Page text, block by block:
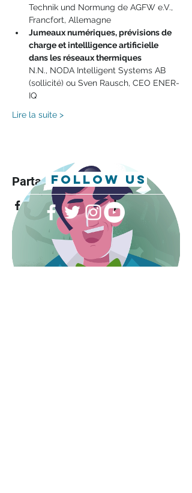
Technik und Normung de AGFW e.V.,
Francfort, Allemagne
Jumeaux numériques, prévisions de
charge et intellligence artificielle
dans les réseaux thermiques
N.N., NODA Intelligent Systems AB
(sollicité) ou Sven Rausch, CEO ENER-
IQ
Lire la suite >
Partager cet événement
follow us